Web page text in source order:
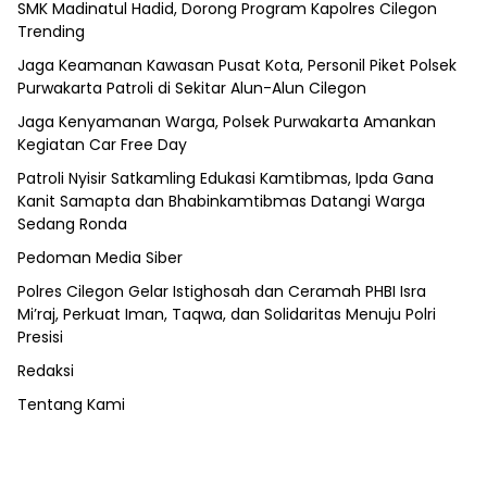
SMK Madinatul Hadid, Dorong Program Kapolres Cilegon
Trending
Jaga Keamanan Kawasan Pusat Kota, Personil Piket Polsek
Purwakarta Patroli di Sekitar Alun-Alun Cilegon
Jaga Kenyamanan Warga, Polsek Purwakarta Amankan
Kegiatan Car Free Day
Patroli Nyisir Satkamling Edukasi Kamtibmas, Ipda Gana
Kanit Samapta dan Bhabinkamtibmas Datangi Warga
Sedang Ronda
Pedoman Media Siber
Polres Cilegon Gelar Istighosah dan Ceramah PHBI Isra
Mi’raj, Perkuat Iman, Taqwa, dan Solidaritas Menuju Polri
Presisi
Redaksi
Tentang Kami